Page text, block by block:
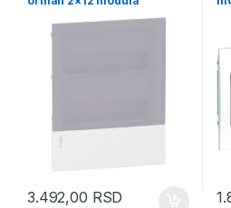
3.492,00 RSD